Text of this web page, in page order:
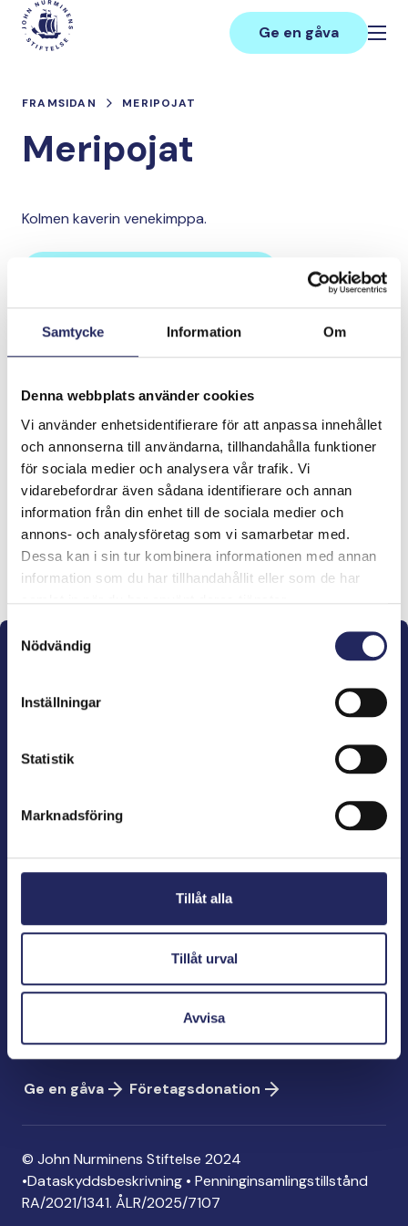
Samtycke Information Om
Denna webbplats använder cookies
Vi använder enhetsidentifierare för att anpassa innehållet
och annonserna till användarna, tillhandahålla funktioner
för sociala medier och analysera vår trafik. Vi
vidarebefordrar även sådana identifierare och annan
information från din enhet till de sociala medier och
annons- och analysföretag som vi samarbetar med.
Dessa kan i sin tur kombinera informationen med annan
information som du har tillhandahållit eller som de har
Nödvändig
Inställningar
Statistik
Marknadsföring
Tillåt alla
Tillåt urval
Avvisa
Hoppa
innehåll
Main
Ge en gåva
FRAMSIDAN MERIPOJAT
Meripojat
Kolmen kaverin venekimppa.
Tiimille tehdyt
lahjoitukset
Lahjoita ja liity tähän tiimiin
John Nurminens Stiftelse är Östersjöns beskyddare,
förespråkare för havets betydelse, den marina
John Nurminens Stiftelse
Bölegatan 2
info@jnfoundation.fi
Konto: FI06 1214 3000 1122 96
MobilePay: 74792
Ge en gåva
Företagsdonation
© John Nurminens Stiftelse 2024
•Dataskyddsbeskrivning • Penninginsamlingstillstånd
RA/2021/1341. ÅLR/2025/7107